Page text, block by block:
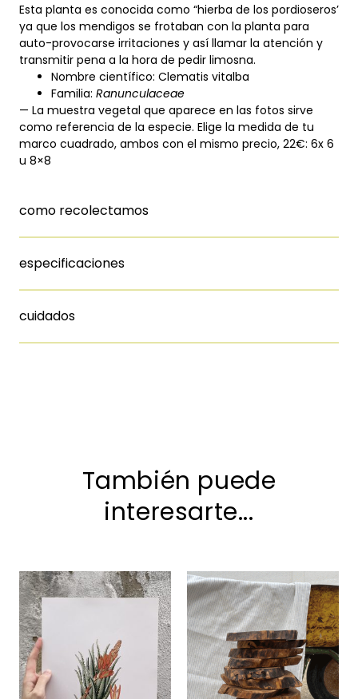
Esta planta es conocida como “hierba de los pordioseros’
ya que los mendigos se frotaban con la planta para
auto-provocarse irritaciones y así llamar la atención y
transmitir pena a la hora de pedir limosna.
Nombre científico: Clematis vitalba
Familia: Ranunculaceae
— La muestra vegetal que aparece en las fotos sirve
como referencia de la especie. Elige la medida de tu
marco cuadrado, ambos con el mismo precio, 22€: 6x 6
u 8×8
como recolectamos
especificaciones
cuidados
También puede
interesarte...